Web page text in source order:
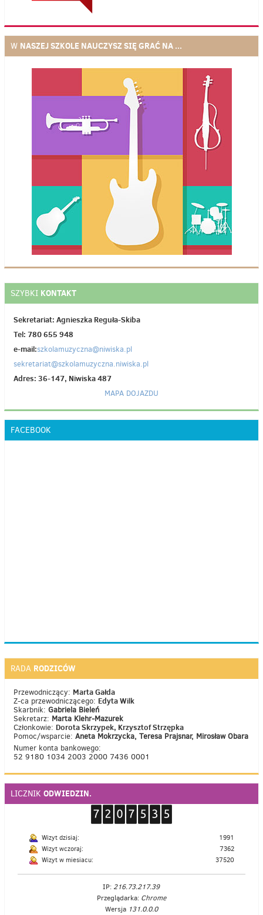
W NASZEJ SZKOLE NAUCZYSZ SIĘ GRAĆ NA ...
SZYBKI KONTAKT
Sekretariat: Agnieszka Reguła-Skiba
Tel: 780 655 948
e-mail:szkolamuzyczna@niwiska.pl
sekretariat@szkolamuzyczna.niwiska.pl
Adres: 36-147, Niwiska 487
MAPA DOJAZDU
FACEBOOK
RADA RODZICÓW
Przewodniczący: Marta Gałda
Z-ca przewodniczącego: Edyta Wilk
Skarbnik: Gabriela Bieleń
Sekretarz: Marta Klehr-Mazurek
Członkowie: Dorota Skrzypek, Krzysztof Strzępka
Pomoc/wsparcie: Aneta Mokrzycka, Teresa Prajsnar, Mirosław Obara
Numer konta bankowego:
52 9180 1034 2003 2000 7436 0001
LICZNIK ODWIEDZIN.
Wizyt dzisiaj:
1991
Wizyt wczoraj:
7362
Wizyt w miesiacu:
37520
IP: 216.73.217.39
Przeglądarka: Chrome
Wersja 131.0.0.0